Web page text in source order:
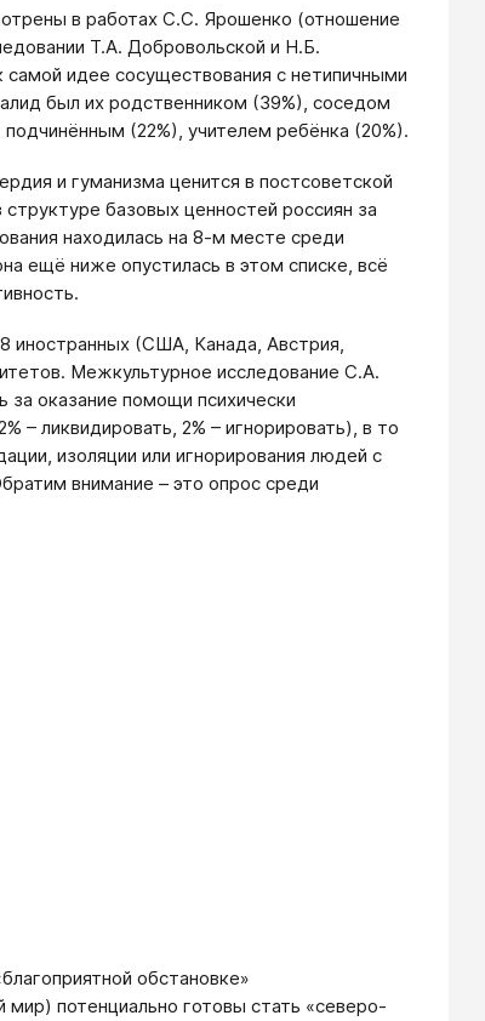
в работах С.С. Ярошенко (отношение
Т.А. Добровольской и Н.Б.
идее сосуществования с нетипичными
был их родственником (39%), соседом
(22%), учителем ребёнка (20%).
и гуманизма ценится в постсоветской
базовых ценностей россиян за
находилась на 8-м месте среди
ещё ниже опустилась в этом списке, всё
иностранных (США, Канада, Австрия,
Межкультурное исследование С.А.
за оказание помощи психически
– ликвидировать, 2% – игнорировать), в то
изоляции или игнорирования людей с
внимание – это опрос среди
обстановке»
мир) потенциально готовы стать «северо-